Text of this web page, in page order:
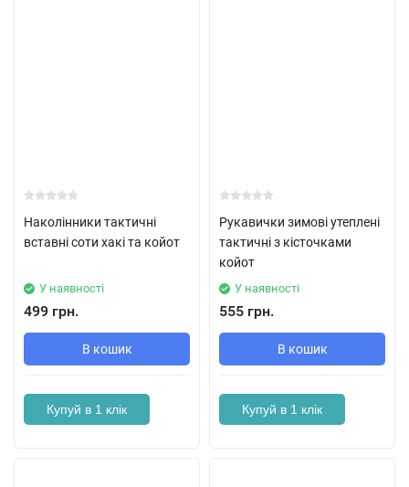
Наколінники тактичні
вставні соти хакі та койот
У наявності
499 грн.
В кошик
Купуй в 1 клік
Рукавички зимові утеплені
тактичні з кісточками
койот
У наявності
555 грн.
В кошик
Купуй в 1 клік